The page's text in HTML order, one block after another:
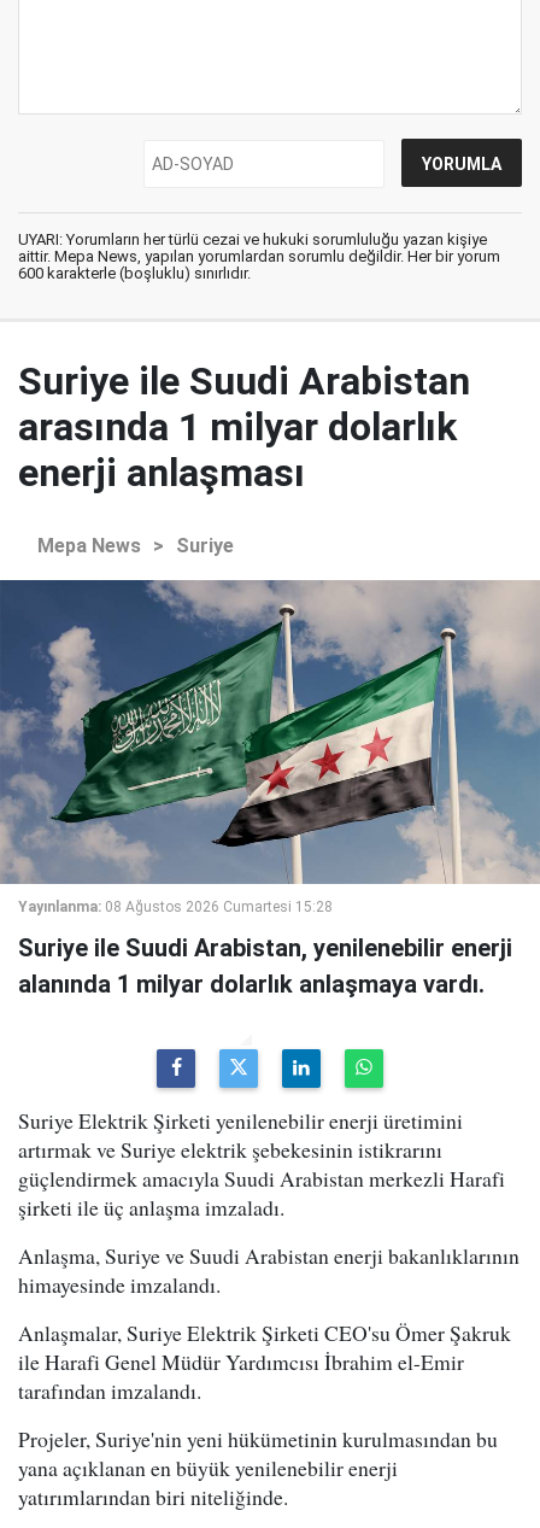
UYARI: Yorumların her türlü cezai ve hukuki sorumluluğu yazan kişiye
aittir. Mepa News, yapılan yorumlardan sorumlu değildir. Her bir yorum
600 karakterle (boşluklu) sınırlıdır.
Suriye ile Suudi Arabistan
arasında 1 milyar dolarlık
enerji anlaşması
Mepa News > Suriye
Yayınlanma: 08 Ağustos 2026 Cumartesi 15:28
Suriye ile Suudi Arabistan, yenilenebilir enerji
alanında 1 milyar dolarlık anlaşmaya vardı.
Suriye Elektrik Şirketi yenilenebilir enerji üretimini
artırmak ve Suriye elektrik şebekesinin istikrarını
güçlendirmek amacıyla Suudi Arabistan merkezli Harafi
şirketi ile üç anlaşma imzaladı.
Anlaşma, Suriye ve Suudi Arabistan enerji bakanlıklarının
himayesinde imzalandı.
Anlaşmalar, Suriye Elektrik Şirketi CEO'su Ömer Şakruk
ile Harafi Genel Müdür Yardımcısı İbrahim el-Emir
tarafından imzalandı.
Projeler, Suriye'nin yeni hükümetinin kurulmasından bu
yana açıklanan en büyük yenilenebilir enerji
yatırımlarından biri niteliğinde.